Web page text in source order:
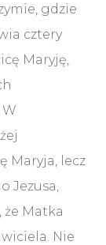
gdzie
cztery
Maryję,
W
Maryja, lecz
Jezusa,
że Matka
Nie